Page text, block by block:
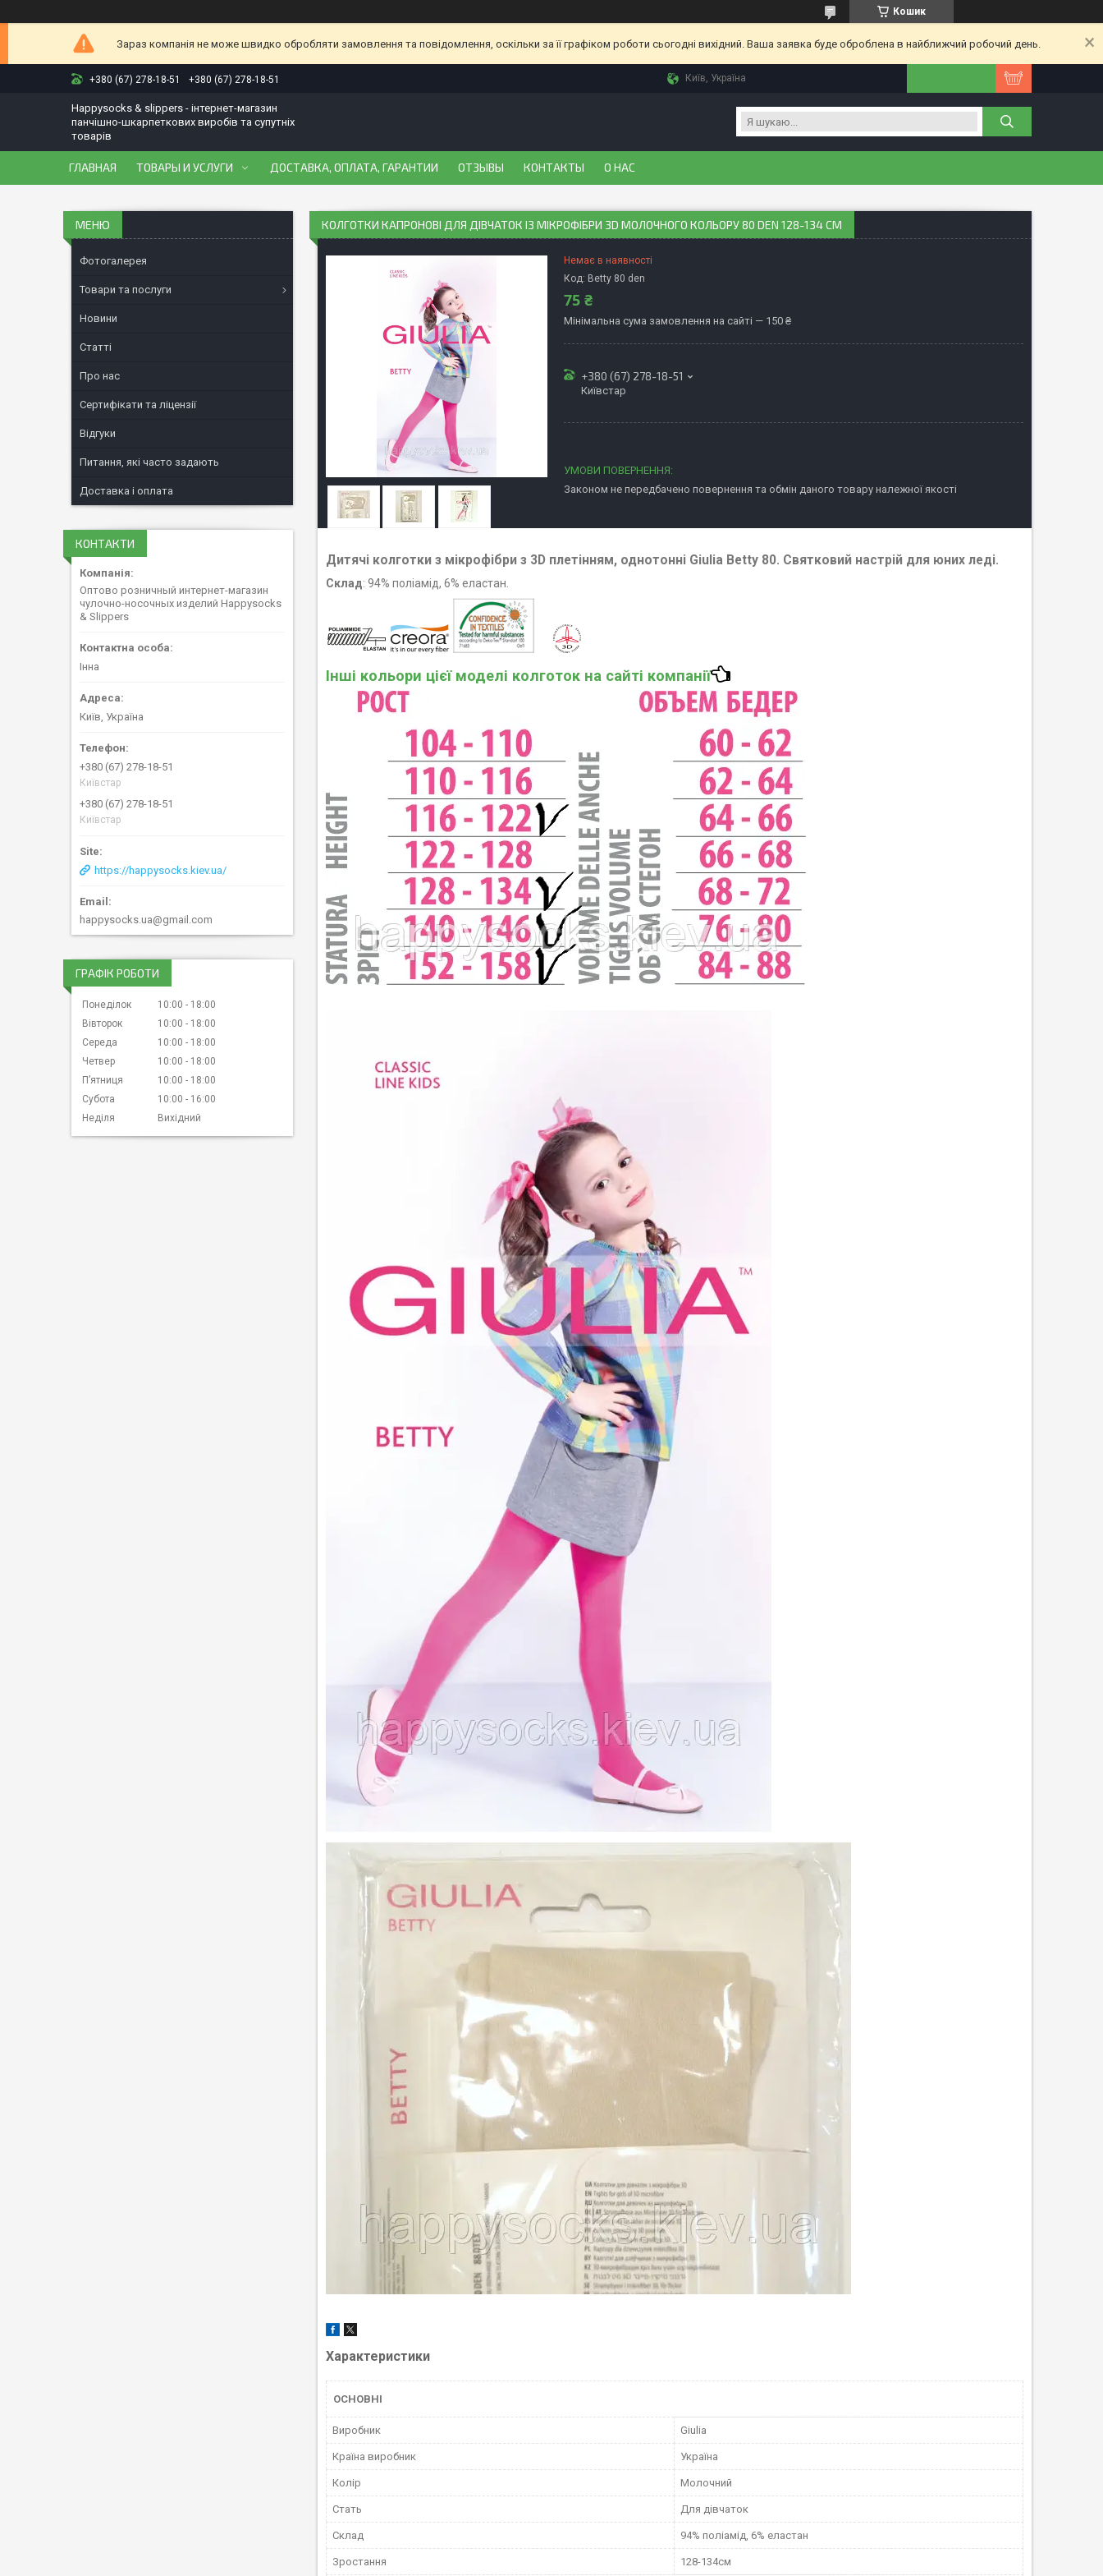
Кошик
Зараз компанія не може швидко обробляти замовлення та повідомлення, оскільки за її графіком роботи сьогодні вихідний. Ваша заявка буде оброблена в найближчий робочий день.
+380 (67) 278-18-51 +380 (67) 278-18-51 Київ, Україна
Happysocks & slippers - інтернет-магазин
панчішно-шкарпеткових виробів та супутніх
товарів
ГЛАВНАЯ ТОВАРЫ И УСЛУГИ ДОСТАВКА, ОПЛАТА, ГАРАНТИИ ОТЗЫВЫ КОНТАКТЫ О НАС
КОЛГОТКИ КАПРОНОВІ ДЛЯ ДІВЧАТОК ІЗ МІКРОФІБРИ 3D МОЛОЧНОГО КОЛЬОРУ 80 DEN 128-134 СМ
Немає в наявності
Код: Betty 80 den
75 ₴
Мінімальна сума замовлення на сайті — 150 ₴
+380 (67) 278-18-51
Київстар
Законом не передбачено повернення та обмін даного товару належної якості
Дитячі колготки з мікрофібри з 3D плетінням, однотонні Giulia Betty 80. Святковий настрій для юних леді.
Склад: 94% поліамід, 6% еластан.
Інші кольори цієї моделі колготок на сайті компанії
Характеристики
ОСНОВНІ
Виробник Giulia
Країна виробник Україна
Колір Молочний
Стать Для дівчаток
Склад 94% поліамід, 6% еластан
Зростання 128-134см
Фотогалерея
Товари та послуги
Новини
Статті
Про нас
Сертифікати та ліцензії
Відгуки
Питання, які часто задають
Доставка і оплата
КОНТАКТИ
Оптово розничный интернет-магазин
чулочно-носочных изделий Happysocks
& Slippers
Інна
Київ, Україна
+380 (67) 278-18-51
Київстар
+380 (67) 278-18-51
Київстар
https://happysocks.kiev.ua/
happysocks.ua@gmail.com
ГРАФІК РОБОТИ
Понеділок 10:00
18:00
Вівторок
10:00
18:00
Середа
10:00
18:00
Четвер
10:00
18:00
Пʼятниця
10:00
18:00
Субота
10:00
16:00
Неділя
Вихідний